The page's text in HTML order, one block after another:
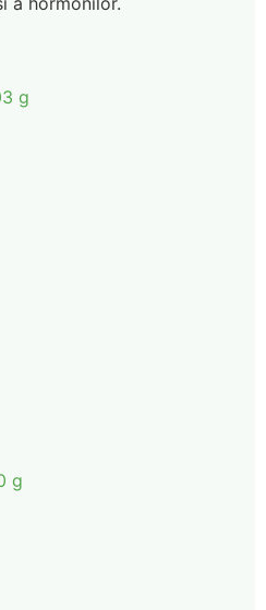
g
g